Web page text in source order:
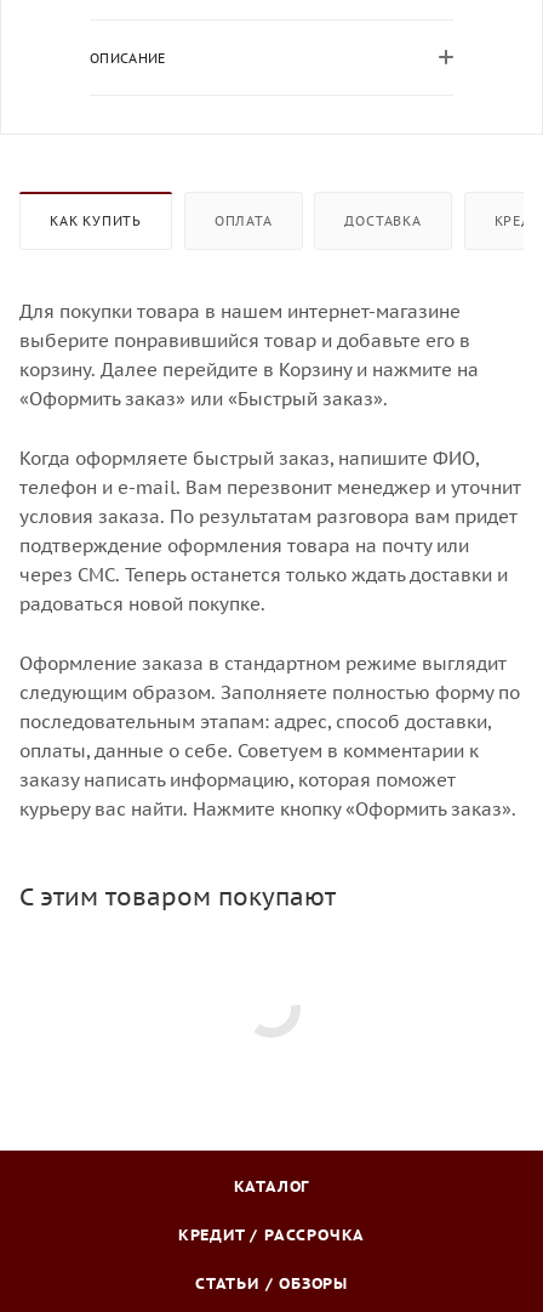
ОПИСАНИЕ
КАК КУПИТЬ ОПЛАТА ДОСТАВКА
Для покупки товара в нашем интернет-магазине
выберите понравившийся товар и добавьте его в
корзину. Далее перейдите в Корзину и нажмите на
«Оформить заказ» или «Быстрый заказ».
Когда оформляете быстрый заказ, напишите ФИО,
телефон и e-mail. Вам перезвонит менеджер и уточнит
условия заказа. По результатам разговора вам придет
подтверждение оформления товара на почту или
через СМС. Теперь останется только ждать доставки и
радоваться новой покупке.
Оформление заказа в стандартном режиме выглядит
следующим образом. Заполняете полностью форму по
последовательным этапам: адрес, способ доставки,
оплаты, данные о себе. Советуем в комментарии к
заказу написать информацию, которая поможет
курьеру вас найти. Нажмите кнопку «Оформить заказ».
С этим товаром покупают
КАТАЛОГ
КРЕДИТ / РАССРОЧКА
СТАТЬИ / ОБЗОРЫ